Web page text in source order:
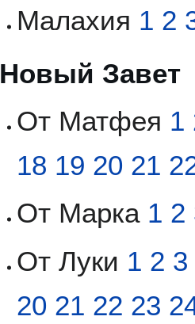
Малахия 1 2
Новый Завет
От Матфея 1
18 19 20 21
От Марка 1 2
От Луки 1 2 3
20 21 22 23